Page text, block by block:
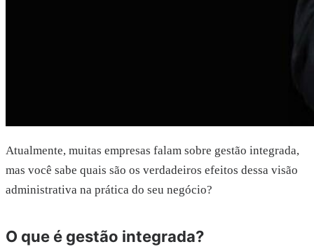
Atualmente, muitas empresas falam sobre gestão integrada,
mas você sabe quais são os verdadeiros efeitos dessa visão
administrativa na prática do seu negócio?
O que é gestão integrada?